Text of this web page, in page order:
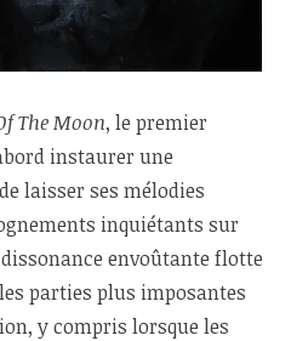
The Moon, le premier
instaurer une
laisser ses mélodies
inquiétants sur
envoûtante flotte
parties plus imposantes
y compris lorsque les